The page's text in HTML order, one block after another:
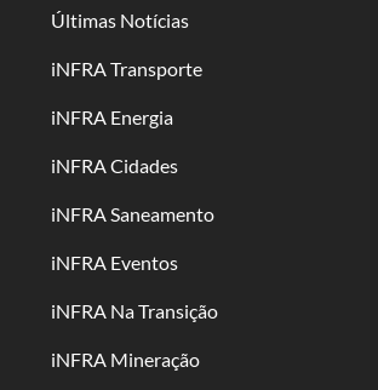
Últimas Notícias
iNFRA Transporte
iNFRA Energia
iNFRA Cidades
iNFRA Saneamento
iNFRA Eventos
iNFRA Na Transição
iNFRA Mineração